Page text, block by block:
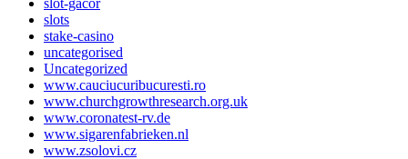
slots
stake-casino
uncategorised
Uncategorized
www.cauciucuribucuresti.ro
www.churchgrowthresearch.org.uk
www.coronatest-rv.de
www.sigarenfabrieken.nl
www.zsolovi.cz